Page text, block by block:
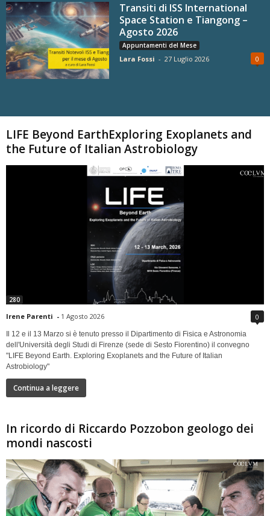
Transiti di ISS International
Space Station e Tiangong –
Agosto 2026
Appuntamenti del Mese
Lara Fossi - 27 Luglio 2026 0
LIFE Beyond EarthExploring Exoplanets and
the Future of Italian Astrobiology
280
Irene Parenti - 1 Agosto 2026 0
Il 12 e il 13 Marzo si è tenuto presso il Dipartimento di Fisica e Astronomia
dell'Università degli Studi di Firenze (sede di Sesto Fiorentino) il convegno
"LIFE Beyond Earth. Exploring Exoplanets and the Future of Italian
Astrobiology"
Continua a leggere
In ricordo di Riccardo Pozzobon geologo dei
mondi nascosti